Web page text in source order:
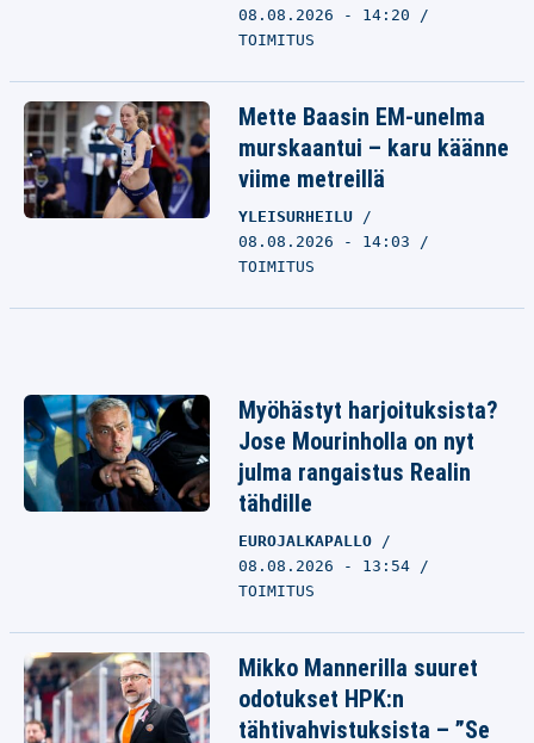
08.08.2026 - 14:20
TOIMITUS
Mette Baasin EM-unelma
murskaantui – karu käänne
viime metreillä
YLEISURHEILU
08.08.2026 - 14:03
TOIMITUS
Myöhästyt harjoituksista?
Jose Mourinholla on nyt
julma rangaistus Realin
tähdille
EUROJALKAPALLO
08.08.2026 - 13:54
TOIMITUS
Mikko Mannerilla suuret
odotukset HPK:n
tähtivahvistuksista – ”Se